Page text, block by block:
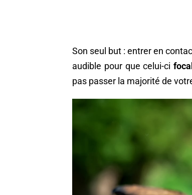
Son seul but : entrer en
audible pour que celui-ci
pas passer la majorité de